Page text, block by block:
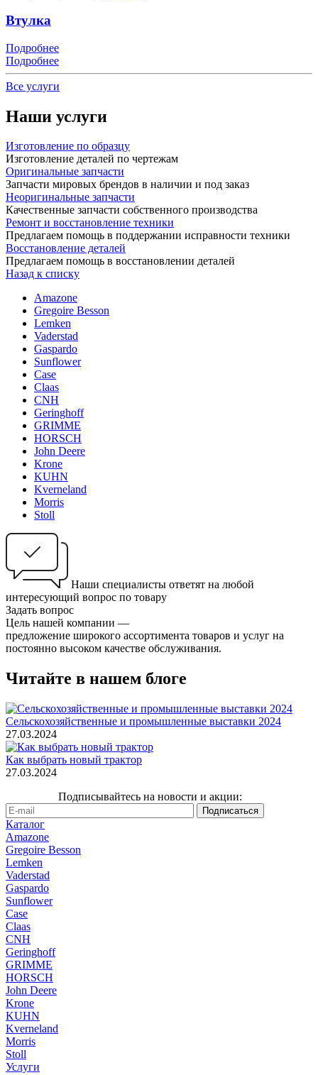
Втулка
Подробнее
Подробнее
Все услуги
Наши услуги
Изготовление по образцу
Изготовление деталей по чертежам
Оригинальные запчасти
Запчасти мировых брендов в наличии и под заказ
Неоригинальные запчасти
Качественные запчасти собственного производства
Ремонт и восстановление техники
Предлагаем помощь в поддержании исправности техники
Восстановление деталей
Предлагаем помощь в восстановлении деталей
Назад к списку
Amazone
Gregoire Besson
Lemken
Vaderstad
Gaspardo
Sunflower
Case
Claas
CNH
Geringhoff
GRIMME
HORSCH
John Deere
Krone
KUHN
Kverneland
Morris
Stoll
Наши специалисты ответят на любой
интересующий вопрос по товару
Задать вопрос
Цель нашей компании —
предложение широкого ассортимента товаров и услуг на
постоянно высоком качестве обслуживания.
Читайте в нашем блоге
Сельскохозяйственные и промышленные выставки 2024
27.03.2024
Как выбрать новый трактор
27.03.2024
Подписывайтесь на новости и акции:
Каталог
Amazone
Gregoire Besson
Lemken
Vaderstad
Gaspardo
Sunflower
Case
Claas
CNH
Geringhoff
GRIMME
HORSCH
John Deere
Krone
KUHN
Kverneland
Morris
Stoll
Услуги